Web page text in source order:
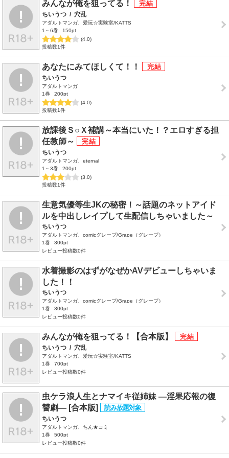
みんなが俺を狙ってる！
ちいうつ / 穴乱
アダルトマンガ、愛玩☆実験室/KATTS
1～6巻
150pt
(4.0)
投稿数1件
あなたにみてほしくて！！
ちいうつ
アダルトマンガ
1巻
200pt
(4.0)
投稿数1件
放課後Ｓ○Ｘ補講～本当にいた！？エロすぎる担
任教師～
ちいうつ
アダルトマンガ、eternal
1～3巻
200pt
(3.0)
投稿数1件
生意気優等生JKの秘密！～話題のネットアイド
ルを中出しレイプして生配信しちゃいました～
ちいうつ
アダルトマンガ、comicグレープ/Grape（グレープ）
1巻
300pt
レビュー投稿数0件
水着撮影のはずがなぜかAVデビューしちゃいま
した！！
ちいうつ
アダルトマンガ、comicグレープ/Grape（グレープ）
1巻
300pt
レビュー投稿数0件
みんなが俺を狙ってる！【合本版】
ちいうつ / 穴乱
アダルトマンガ、愛玩☆実験室/KATTS
1巻
700pt
レビュー投稿数0件
虫ケラ浪人生とナマイキ従姉妹 ―淫果応報の復
讐劇― [合本版]
ちいうつ
アダルトマンガ、ちん★コミ
1巻
500pt
レビュー投稿数0件